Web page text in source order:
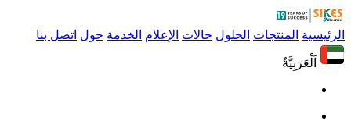
الرئيسية المنتجات الحلول حالات الإعلام الخدمة حول اتصل بنا
اَلْعَرَبِيَّةُ